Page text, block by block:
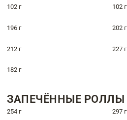
102 г 102 г
196 г 202 г
212 г 227 г
182 г
ЗАПЕЧЁННЫЕ РОЛЛЫ
254 г 297 г